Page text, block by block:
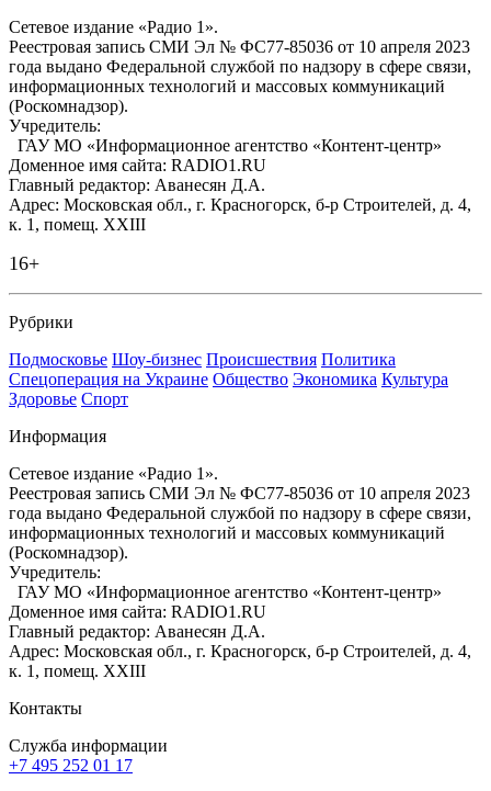
Сетевое издание «Радио 1».
Реестровая запись СМИ Эл № ФС77-85036 от 10 апреля 2023
года выдано Федеральной службой по надзору в сфере связи,
информационных технологий и массовых коммуникаций
(Роскомнадзор).
Учредитель:
ГАУ МО «Информационное агентство «Контент-центр»
Доменное имя сайта: RADIO1.RU
Главный редактор: Аванесян Д.А.
Адрес: Московская обл., г. Красногорск, б-р Строителей, д. 4,
к. 1, помещ. XXIII
16+
Рубрики
Подмосковье Шоу-бизнес Происшествия Политика
Спецоперация на Украине Общество Экономика Культура
Здоровье Спорт
Информация
Сетевое издание «Радио 1».
Реестровая запись СМИ Эл № ФС77-85036 от 10 апреля 2023
года выдано Федеральной службой по надзору в сфере связи,
информационных технологий и массовых коммуникаций
(Роскомнадзор).
Учредитель:
ГАУ МО «Информационное агентство «Контент-центр»
Доменное имя сайта: RADIO1.RU
Главный редактор: Аванесян Д.А.
Адрес: Московская обл., г. Красногорск, б-р Строителей, д. 4,
к. 1, помещ. XXIII
Контакты
Служба информации
+7 495 252 01 17